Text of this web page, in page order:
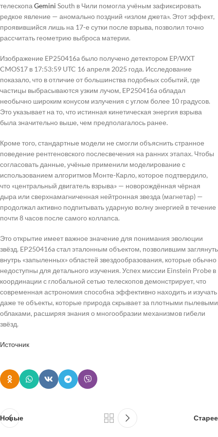
телескопа Gemini South в Чили помогла учёным зафиксировать
редкое явление — аномально поздний «излом джета». Этот эффект,
проявившийся лишь на 17-е сутки после взрыва, позволил точно
рассчитать геометрию выброса материи.
Изображение EP250416a было получено детектором EP/WXT
CMOS17 в 17:53:59 UTC 16 апреля 2025 года. Исследование
показало, что в отличие от большинства подобных событий, где
частицы выбрасываются узким лучом, EP250416a обладал
необычно широким конусом излучения с углом более 10 градусов.
Это указывает на то, что истинная кинетическая энергия взрыва
была значительно выше, чем предполагалось ранее.
Кроме того, стандартные модели не смогли объяснить странное
поведение рентгеновского послесвечения на ранних этапах. Чтобы
согласовать данные, учёные применили моделирование с
использованием алгоритмов Монте-Карло, которое подтвердило,
что «центральный двигатель взрыва» — новорождённая чёрная
дыра или сверхнамагниченная нейтронная звезда (магнетар) —
продолжал активно подпитывать ударную волну энергией в течение
почти 8 часов после самого коллапса.
Это открытие имеет важное значение для понимания эволюции
звёзд. EP250416a стал эталонным объектом, позволившим заглянуть
внутрь «запыленных» областей звездообразования, которые обычно
недоступны для детального изучения. Успех миссии Einstein Probe в
координации с глобальной сетью телескопов демонстрирует, что
современная астрономия способна эффективно находить и изучать
даже те объекты, которые природа скрывает за плотными пылевыми
облаками, расширяя знания о многообразии механизмов гибели
звёзд.
Источник
Новые Старее